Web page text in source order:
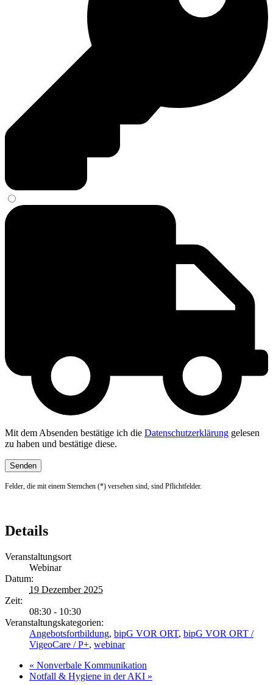
Mit dem Absenden bestätige ich die Datenschutzerklärung gelesen
zu haben und bestätige diese.
Felder, die mit einem Sternchen (*) versehen sind, sind Pflichtfelder.
Details
Veranstaltungsort
Webinar
Datum:
19 Dezember 2025
Zeit:
08:30 - 10:30
Veranstaltungskategorien:
Angebotsfortbildung, bipG VOR ORT, bipG VOR ORT /
VigeoCare / P+, webinar
« Nonverbale Kommunikation
Notfall & Hygiene in der AKI »